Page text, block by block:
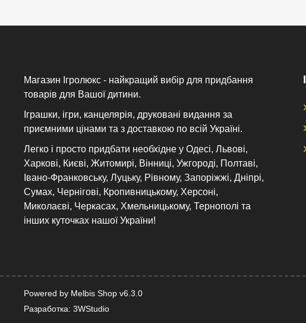
Магазин Ігролюкс - найкращий вибір для придбання
товарів для Вашої дитини.
Іграшки, ігри, канцелярія, друковані видання за
приємними цінами та з доставкою по всій Україні.
Легко і просто придбати необхідне у Одесі, Львові,
Харкові, Києві, Житомирі, Вінниці, Ужгороді, Полтаві,
Івано-Франковську, Луцьку, Рівному, Запоріжжі, Дніпрі,
Сумах, Чернігові, Кропивницькому, Херсоні,
Миколаєві, Черкасах, Хмельницькому, Тернополі та
інших куточках нашої України!
Powered by Melbis Shop v6.3.0